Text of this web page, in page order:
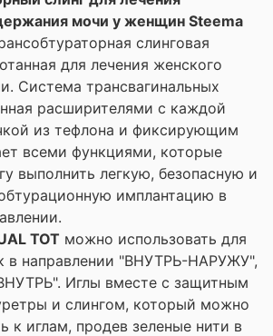
мочи у женщин Steema
слинговая
для лечения женского
Система трансвагинальных
расширителями с каждой
из тефлона и фиксирующим
всеми функциями, которые
выполнить легкую, безопасную и
имплантацию в
TOT можно использовать для
в направлении "ВНУТРЬ-НАРУЖУ",
Иглы вместе с защитным
и слингом, который можно
к иглам, продев зеленые нити в